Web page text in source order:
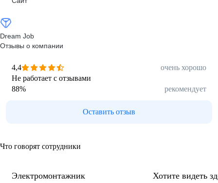
Dream Job
Отзывы о компании
4,4
очень хорошо
Не работает с отзывами
88% рекомендует
Оставить отзыв
Что говорят сотрудники
Электромонтажник
Хотите видеть